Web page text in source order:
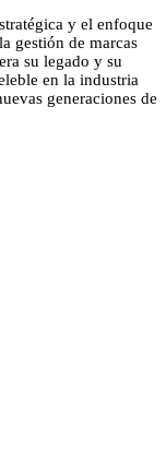
y el enfoque
gestión de marcas
su legado y su
en la industria
generaciones de